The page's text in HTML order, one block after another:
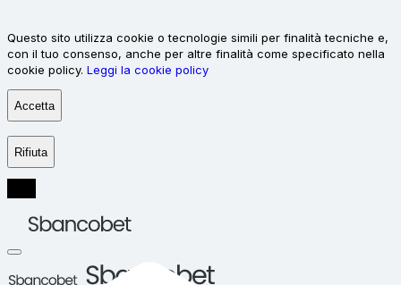
Questo sito utilizza cookie o tecnologie simili per finalità tecniche e,
con il tuo consenso, anche per altre finalità come specificato nella
cookie policy. Leggi la cookie policy
Accetta
Rifiuta